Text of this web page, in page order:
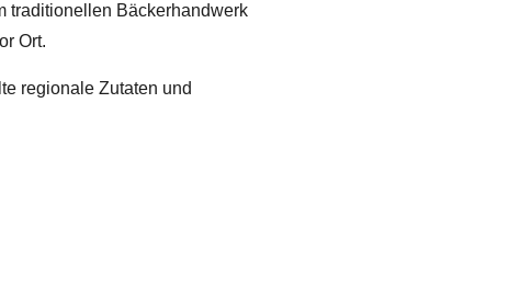
traditionellen Bäckerhandwerk
Ort.
regionale Zutaten und